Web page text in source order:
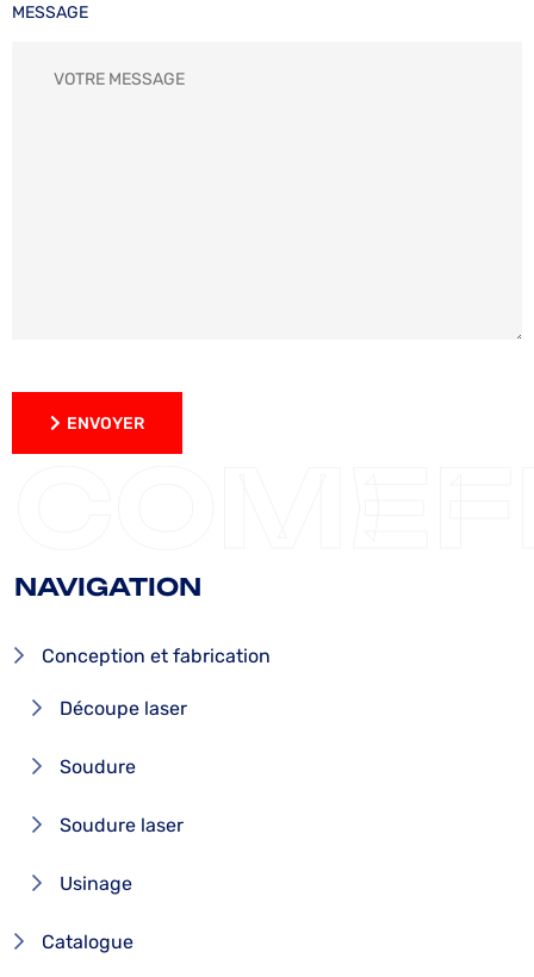
MESSAGE
ENVOYER
NAVIGATION
Conception et fabrication
Découpe laser
Soudure
Soudure laser
Usinage
Catalogue